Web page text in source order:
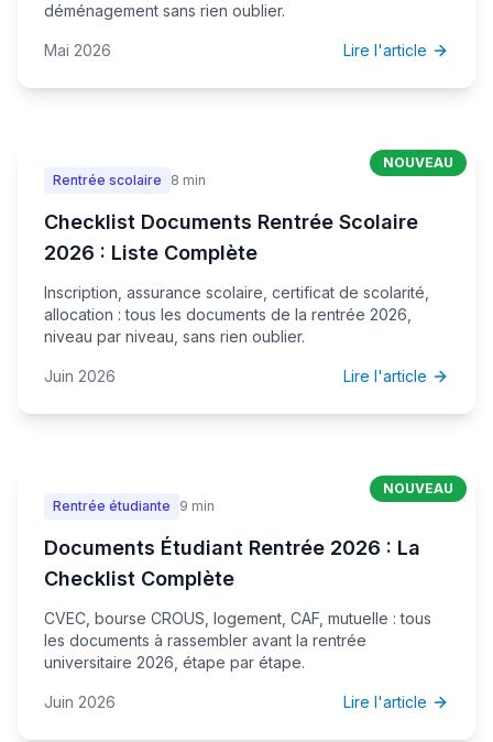
déménagement sans rien oublier.
Mai 2026 Lire l'article
NOUVEAU
Rentrée scolaire
8 min
Checklist Documents Rentrée Scolaire
2026 : Liste Complète
Inscription, assurance scolaire, certificat de scolarité,
allocation : tous les documents de la rentrée 2026,
niveau par niveau, sans rien oublier.
Juin 2026 Lire l'article
NOUVEAU
Rentrée étudiante
9 min
Documents Étudiant Rentrée 2026 : La
Checklist Complète
CVEC, bourse CROUS, logement, CAF, mutuelle : tous
les documents à rassembler avant la rentrée
universitaire 2026, étape par étape.
Juin 2026 Lire l'article